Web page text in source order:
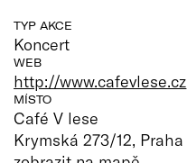
TYP AKCE
Koncert
WEB
http://www.cafevlese.cz
MÍSTO
Café V lese
Krymská 273/12, Praha